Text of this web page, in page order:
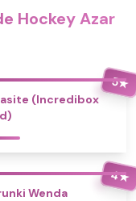
Hockey Azar
5★
(Incredibox
4★
Wenda